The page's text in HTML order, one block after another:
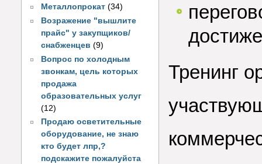
Металлопрокат (34)
Возражение "вышлите
прайс" у закупщиков/
снабженцев (9)
Вопрос по холодным
звонкам, цель которых
продажа
образовательных услуг
(12)
Продаю осветительные
оборудование, не знаю
кто будет лпр,?
подскажите пожалуйста
Тренинг